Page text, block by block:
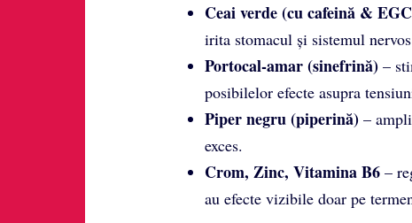
Ceai verde (cu cafeină &
irita stomacul și sistemul
Portocal-amar (sinefrină)–
posibilelor efecte asupra
Piper negru (piperină)–
exces.
Crom, Zinc, Vitamina B6–
au efecte vizibile doar pe